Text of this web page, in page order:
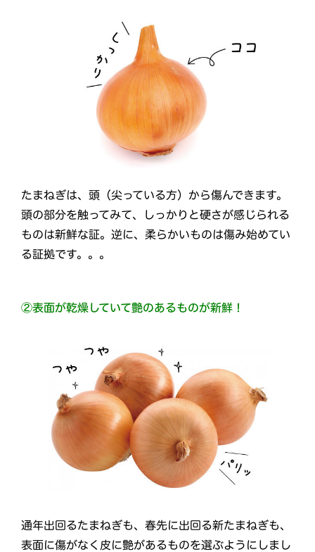
たまねぎは、頭（尖っている方）から傷んできます。
頭の部分を触ってみて、しっかりと硬さが感じられる
ものは新鮮な証。逆に、柔らかいものは傷み始めてい
る証拠です。。。
②表面が乾燥していて艶のあるものが新鮮！
通年出回るたまねぎも、春先に出回る新たまねぎも、
表面に傷がなく皮に艶があるものを選ぶようにしまし